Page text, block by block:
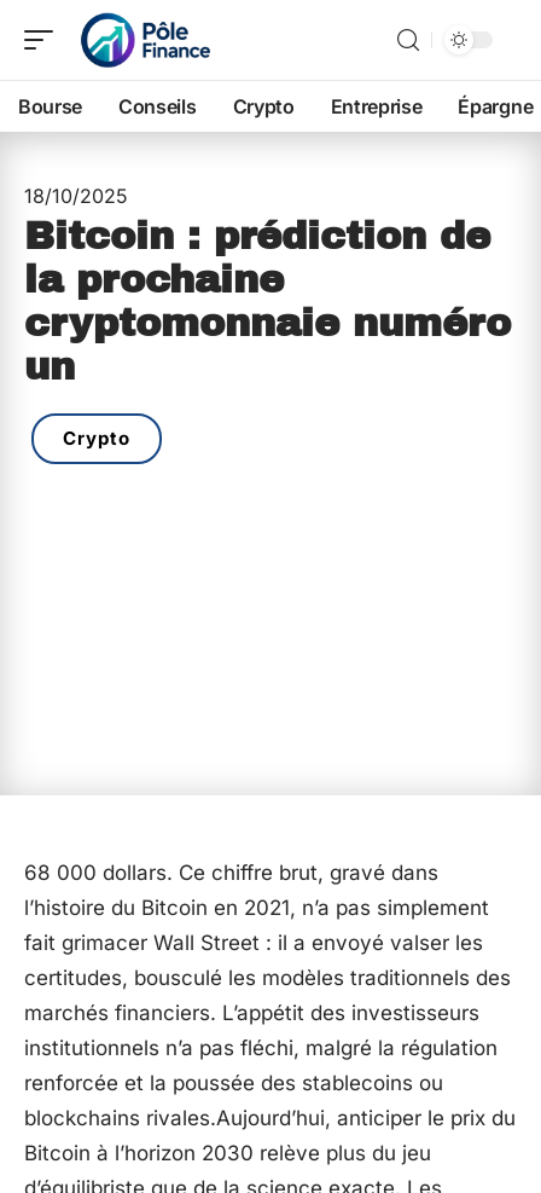
Bourse Conseils Crypto Entreprise Épargne
18/10/2025
Bitcoin : prédiction de
la prochaine
cryptomonnaie numéro
un
Crypto
68 000 dollars. Ce chiffre brut, gravé dans
l’histoire du Bitcoin en 2021, n’a pas simplement
fait grimacer Wall Street : il a envoyé valser les
certitudes, bousculé les modèles traditionnels des
marchés financiers. L’appétit des investisseurs
institutionnels n’a pas fléchi, malgré la régulation
renforcée et la poussée des stablecoins ou
blockchains rivales.Aujourd’hui, anticiper le prix du
Bitcoin à l’horizon 2030 relève plus du jeu
d’équilibriste que de la science exacte. Les